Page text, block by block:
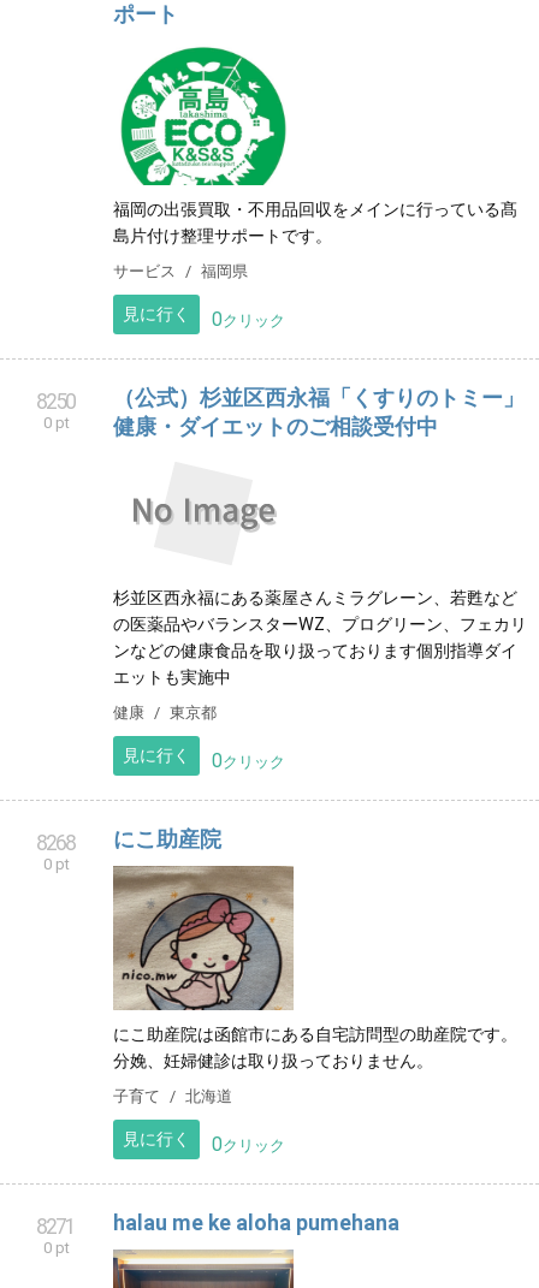
ポート
福岡の出張買取・不用品回収をメインに行っている髙
島片付け整理サポートです。
サービス 福岡県
見に行く 0クリック
8250
0 pt
（公式）杉並区西永福「くすりのトミー」
健康・ダイエットのご相談受付中
杉並区西永福にある薬屋さんミラグレーン、若甦など
の医薬品やバランスターWZ、プログリーン、フェカリ
ンなどの健康食品を取り扱っております個別指導ダイ
エットも実施中
健康 東京都
見に行く 0クリック
8268
0 pt
にこ助産院
にこ助産院は函館市にある自宅訪問型の助産院です。
分娩、妊婦健診は取り扱っておりません。
子育て 北海道
見に行く 0クリック
8271
0 pt
halau me ke aloha pumehana